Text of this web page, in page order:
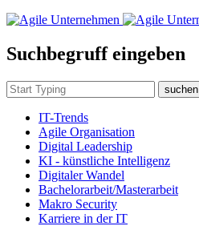
Suchbegruff eingeben
suchen
IT-Trends
Agile Organisation
Digital Leadership
KI - künstliche Intelligenz
Digitaler Wandel
Bachelorarbeit/Masterarbeit
Makro Security
Karriere in der IT